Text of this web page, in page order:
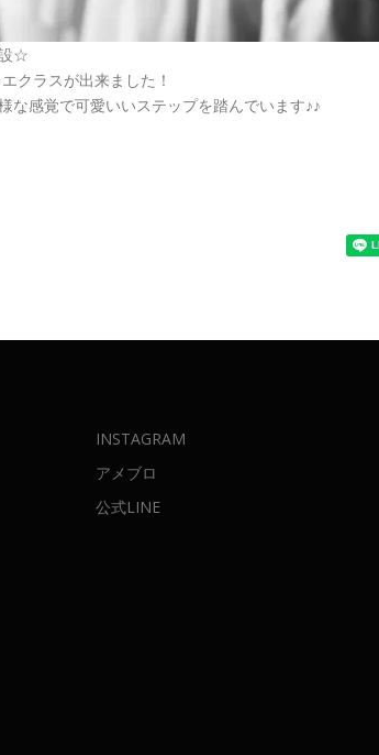
☆
クラスが出来ました！
な感覚で可愛いいステップを踏んでいます♪♪
INSTAGRAM
アメブロ
公式LINE